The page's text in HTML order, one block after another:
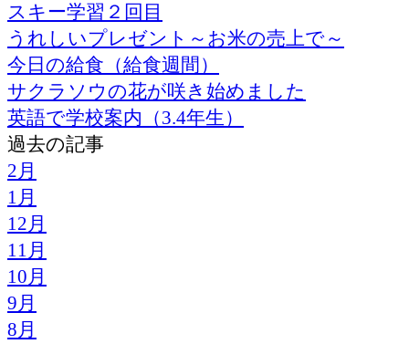
スキー学習２回目
うれしいプレゼント～お米の売上で～
今日の給食（給食週間）
サクラソウの花が咲き始めました
英語で学校案内（3.4年生）
過去の記事
2月
1月
12月
11月
10月
9月
8月